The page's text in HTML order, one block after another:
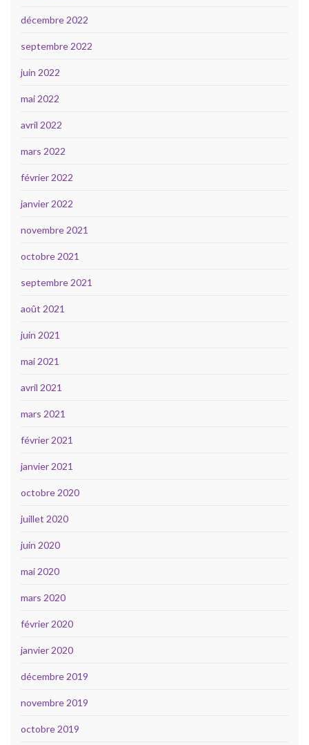
décembre 2022
septembre 2022
juin 2022
mai 2022
avril 2022
mars 2022
février 2022
janvier 2022
novembre 2021
octobre 2021
septembre 2021
août 2021
juin 2021
mai 2021
avril 2021
mars 2021
février 2021
janvier 2021
octobre 2020
juillet 2020
juin 2020
mai 2020
mars 2020
février 2020
janvier 2020
décembre 2019
novembre 2019
octobre 2019